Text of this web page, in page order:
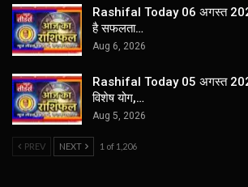
Rashifal Today 06 अगस्त
है सफलता…
Aug 6, 2026
Rashifal Today 05 अगस्त
विशेष योग,…
Aug 5, 2026
PREV NEXT 1 of 1,206